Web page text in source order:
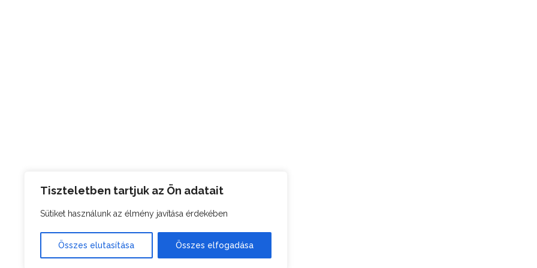
Tiszteletben tartjuk az Ön adatait
Sütiket használunk az élmény javítása érdekében
Összes elutasítása Összes elfogadása